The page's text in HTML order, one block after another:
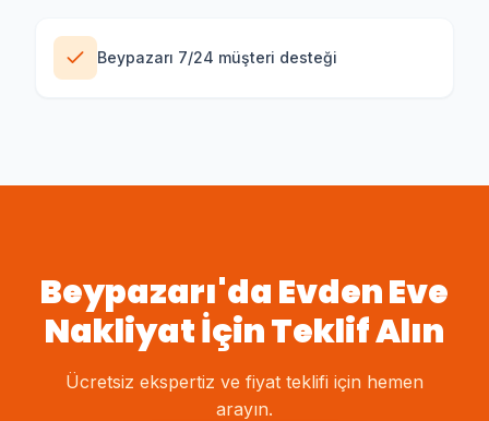
Beypazarı 7/24 müşteri desteği
Beypazarı'daEvden Eve
Nakliyatİçin Teklif Alın
Ücretsiz ekspertiz ve fiyat teklifi için hemen
arayın.